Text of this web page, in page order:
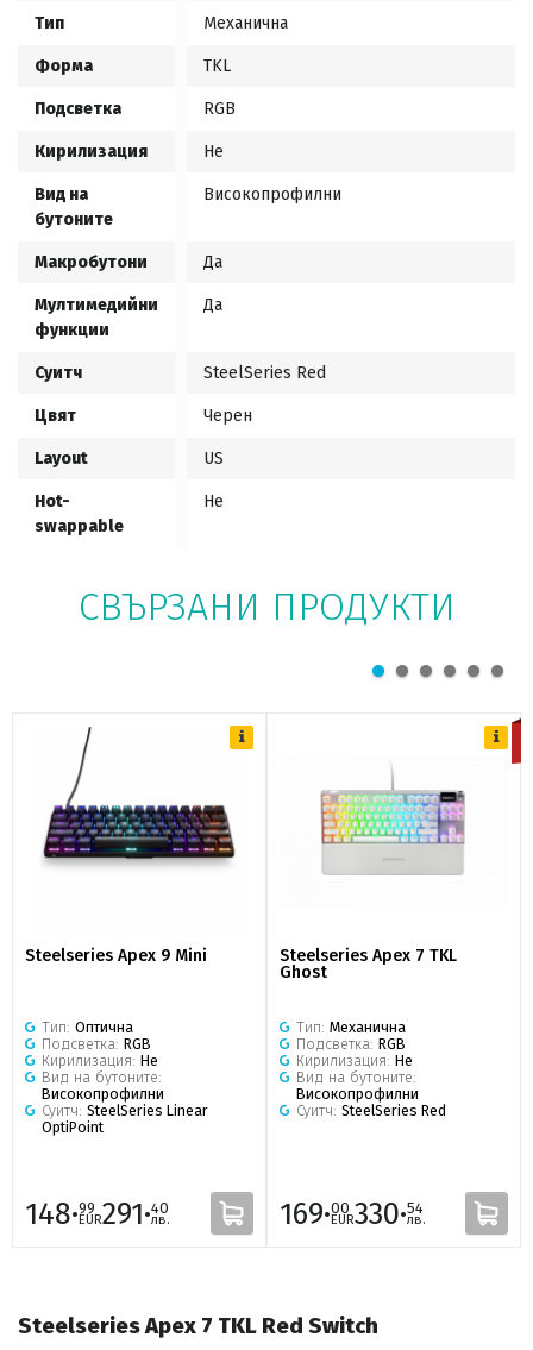
Тип Механична
Форма TKL
Подсветка RGB
Кирилизация Не
Вид на
бутоните
Високопрофилни
Макробутони Да
Мултимедийни
функции
Да
Суитч SteelSeries Red
Цвят Черен
Layout US
Hot-
swappable
Не
СВЪРЗАНИ ПРОДУКТИ
Steelseries Apex 9 Mini
Тип: Оптична
Подсветка: RGB
Кирилизация: Не
Вид на бутоните:
Високопрофилни
Суитч: SteelSeries Linear
OptiPoint
148·99
EUR291·40
лв.
Steelseries Apex 7 TKL
Ghost
Тип: Механична
Подсветка: RGB
Кирилизация: Не
Вид на бутоните:
Високопрофилни
Суитч: SteelSeries Red
169·00
EUR330·54
лв.
Steelseries Apex 7 TKL Red Switch